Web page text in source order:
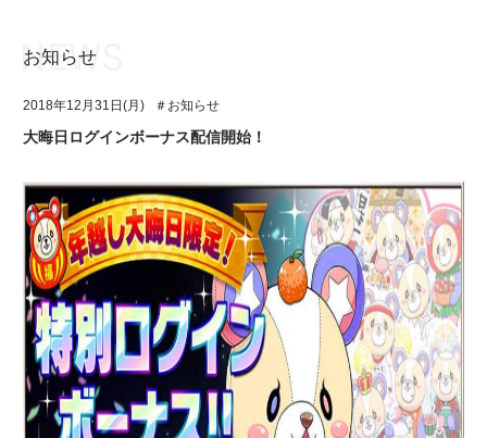
アプリゲーム
イベント・キャンペーン
ミュージック
グッズ・本
ギャラリー
ユニット&キャラクター
アプリゲーム
イベント・キャンペーン
ミュージック
グッズ・本
ギャラリー
お知らせ
2018年12月31日(月) ＃お知らせ
大晦日ログインボーナス配信開始！